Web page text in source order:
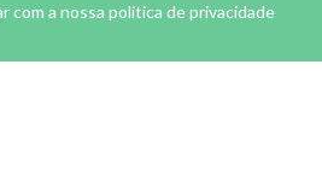
com a nossapolítica de privacidade